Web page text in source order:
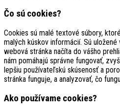
Čo sú cookies?
Cookies sú malé textové súbory,
malých kúskov informácií. Sú
webová stránka načíta do vášho
nám pomáhajú správne fungovať,
lepšiu používateľskú skúsenosť a
stránka funguje, a analyzovať, čo
Ako používame cookies?